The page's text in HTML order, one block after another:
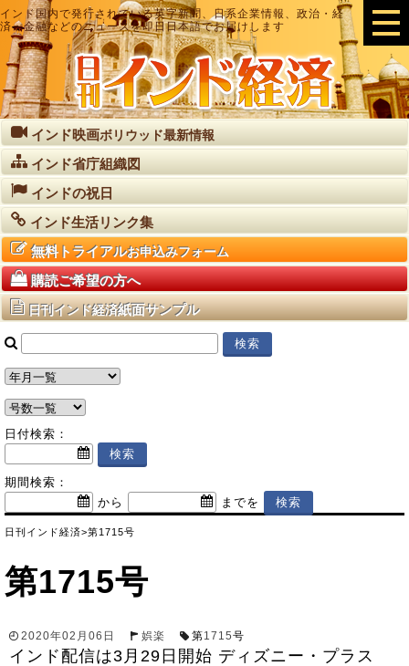
インド国内で発行されている英字新聞、日系企業情報、政治・経
済・金融などのニュースを即日日本語でお届けします
インド映画ボリウッド最新情報
インド省庁組織図
インドの祝日
インド生活リンク集
無料トライアルお申込みフォーム
購読ご希望の方へ
日刊インド経済紙面サンプル
日付検索：
期間検索：
から
までを
日刊インド経済>第1715号
第1715号
2020年02月06日 娯楽 第1715号
インド配信は3月29日開始 ディズニー・プラス